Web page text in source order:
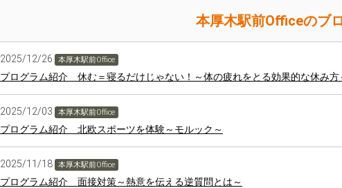
本厚木駅前Officeのブ
2025/12/26 本厚木駅前Office
プログラム紹介 休む＝寝るだけじゃない！～体の疲れをとる効果的な休み方
2025/12/03 本厚木駅前Office
プログラム紹介 北欧スポーツを体験～モルック～
2025/11/18 本厚木駅前Office
プログラム紹介 面接対策～熱意を伝える逆質問とは～